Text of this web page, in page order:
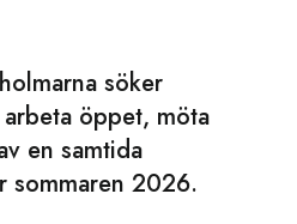
söker
öppet, möta
en samtida
sommaren 2026.